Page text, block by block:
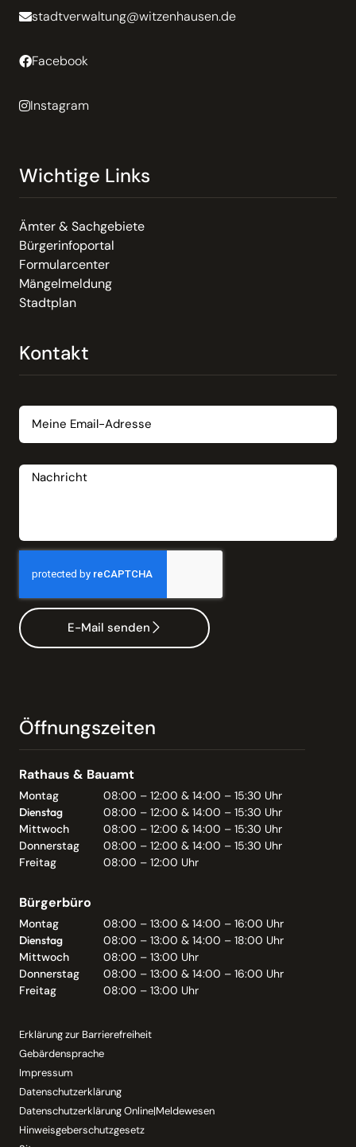
stadtverwaltung@witzenhausen.de
Facebook
Instagram
Wichtige Links
Ämter & Sachgebiete
Bürgerinfoportal
Formularcenter
Mängelmeldung
Stadtplan
Kontakt
E-Mail senden
Öffnungszeiten
Rathaus & Bauamt
Montag
08:00 – 12:00 & 14:00 – 15:30 Uhr
Dienstag
08:00 – 12:00 & 14:00 – 15:30 Uhr
Mittwoch
08:00 – 12:00 & 14:00 – 15:30 Uhr
Donnerstag
08:00 – 12:00 & 14:00 – 15:30 Uhr
Freitag
08:00 – 12:00 Uhr
Bürgerbüro
Montag
08:00 – 13:00 & 14:00 – 16:00 Uhr
Dienstag
08:00 – 13:00 & 14:00 – 18:00 Uhr
Mittwoch
08:00 – 13:00 Uhr
Donnerstag
08:00 – 13:00 & 14:00 – 16:00 Uhr
Freitag
08:00 – 13:00 Uhr
Erklärung zur Barrierefreiheit
Gebärdensprache
Impressum
Datenschutzerklärung
Datenschutzerklärung Online|Meldewesen
Hinweisgeberschutzgesetz